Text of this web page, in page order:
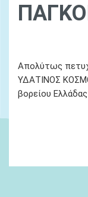
Απολύτως
ΥΔΑΤΙΝΟΣ
βορείου